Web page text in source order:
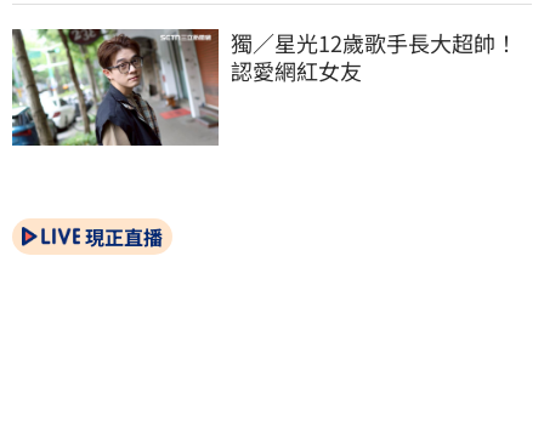
獨／星光12歲歌手長大超帥！
認愛網紅女友
現正直播